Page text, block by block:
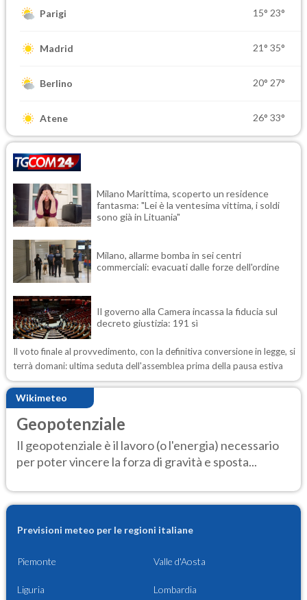
Parigi 15° 23°
Madrid 21° 35°
Berlino 20° 27°
Atene 26° 33°
Milano Marittima, scoperto un residence
fantasma: "Lei è la ventesima vittima, i soldi
sono già in Lituania"
Milano, allarme bomba in sei centri
commerciali: evacuati dalle forze dell'ordine
Il governo alla Camera incassa la fiducia sul
decreto giustizia: 191 sì
Il voto finale al provvedimento, con la definitiva conversione in legge, si
terrà domani: ultima seduta dell'assemblea prima della pausa estiva
Wikimeteo
Geopotenziale
Il geopotenziale è il lavoro (o l'energia) necessario
per poter vincere la forza di gravità e sposta...
Previsioni meteo per le regioni italiane
Piemonte Valle d'Aosta
Liguria Lombardia